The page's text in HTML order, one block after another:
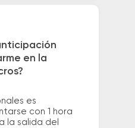
en la
es
con 1 hora
la salida del